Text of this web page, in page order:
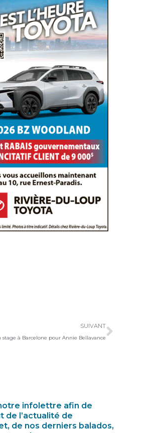
SUIVANT
stage à Barcelone pour Annie Bellavance
infolettre afin de
de l’actualité de
de nos derniers balados,